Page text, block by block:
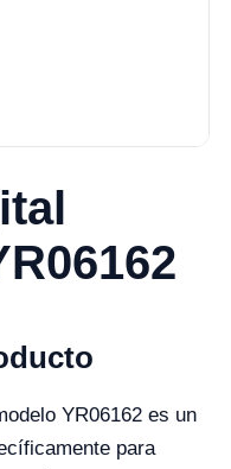
YR06162 es un
para